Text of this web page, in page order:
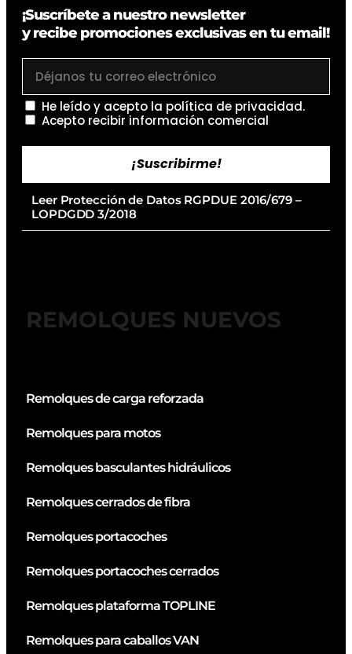
¡Suscríbete a nuestro newsletter
y recibe promociones exclusivas en tu email!
He leído y acepto la política de privacidad.
Acepto recibir información comercial
¡Suscribirme!
Leer Protección de Datos RGPDUE 2016/679 –
LOPDGDD 3/2018
REMOLQUES NUEVOS
Remolques de carga reforzada
Remolques para motos
Remolques basculantes hidráulicos
Remolques cerrados de fibra
Remolques portacoches
Remolques portacoches cerrados
Remolques plataforma TOPLINE
Remolques para caballos VAN